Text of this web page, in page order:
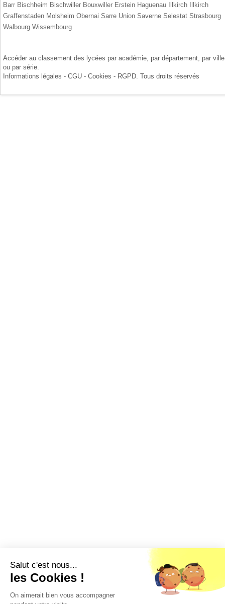
Barr Bischheim Bischwiller Bouxwiller Erstein Haguenau Illkirch
Illkirch
Graffenstaden Molsheim Obernai Sarre Union Saverne Selestat Strasbourg
Walbourg Wissembourg
Accéder au classement des lycées par académie , par département , par ville
ou par série
Informations légales - CGU - Cookies - RGPD . Tous droits réservés
Salut c'est nous...
les Cookies !
On aimerait bien vous accompagner